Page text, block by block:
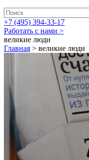
+7 (495) 394-33-17
Работать с нами >
великие люди
Главная > великие люди